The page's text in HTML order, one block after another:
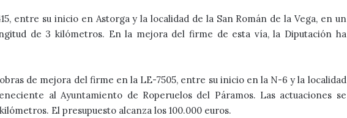
entre su inicio en Astorga y la localidad de la San Román de la Vega, en un
de 3 kilómetros. En la mejora del firme de esta vía, la Diputación ha
de mejora del firme en la LE-7505, entre su inicio en la N-6 y la localidad
al Ayuntamiento de Roperuelos del Páramos. Las actuaciones se
El presupuesto alcanza los 100.000 euros.